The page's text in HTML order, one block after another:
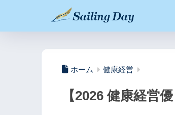
ホーム 健康経営
【2026 健康経営